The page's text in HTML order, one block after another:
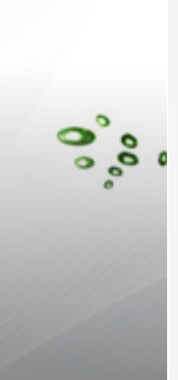
що врахувати
причини та
удобство
и стиль
для